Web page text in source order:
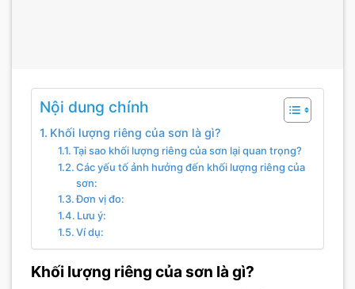
Nội dung chính
Khối lượng riêng của sơn là gì?
Tại sao khối lượng riêng của sơn lại quan trọng?
Các yếu tố ảnh hưởng đến khối lượng riêng của
sơn:
Đơn vị đo:
Lưu ý:
Ví dụ:
Khối lượng riêng của sơn là gì?